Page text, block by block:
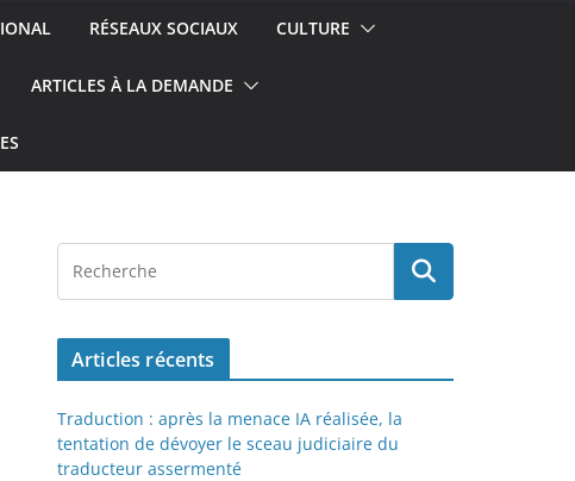
RÉSEAUX SOCIAUX CULTURE
ARTICLES À LA DEMANDE
Articles récents
Traduction : après la menace IA réalisée, la
tentation de dévoyer le sceau judiciaire du
traducteur assermenté